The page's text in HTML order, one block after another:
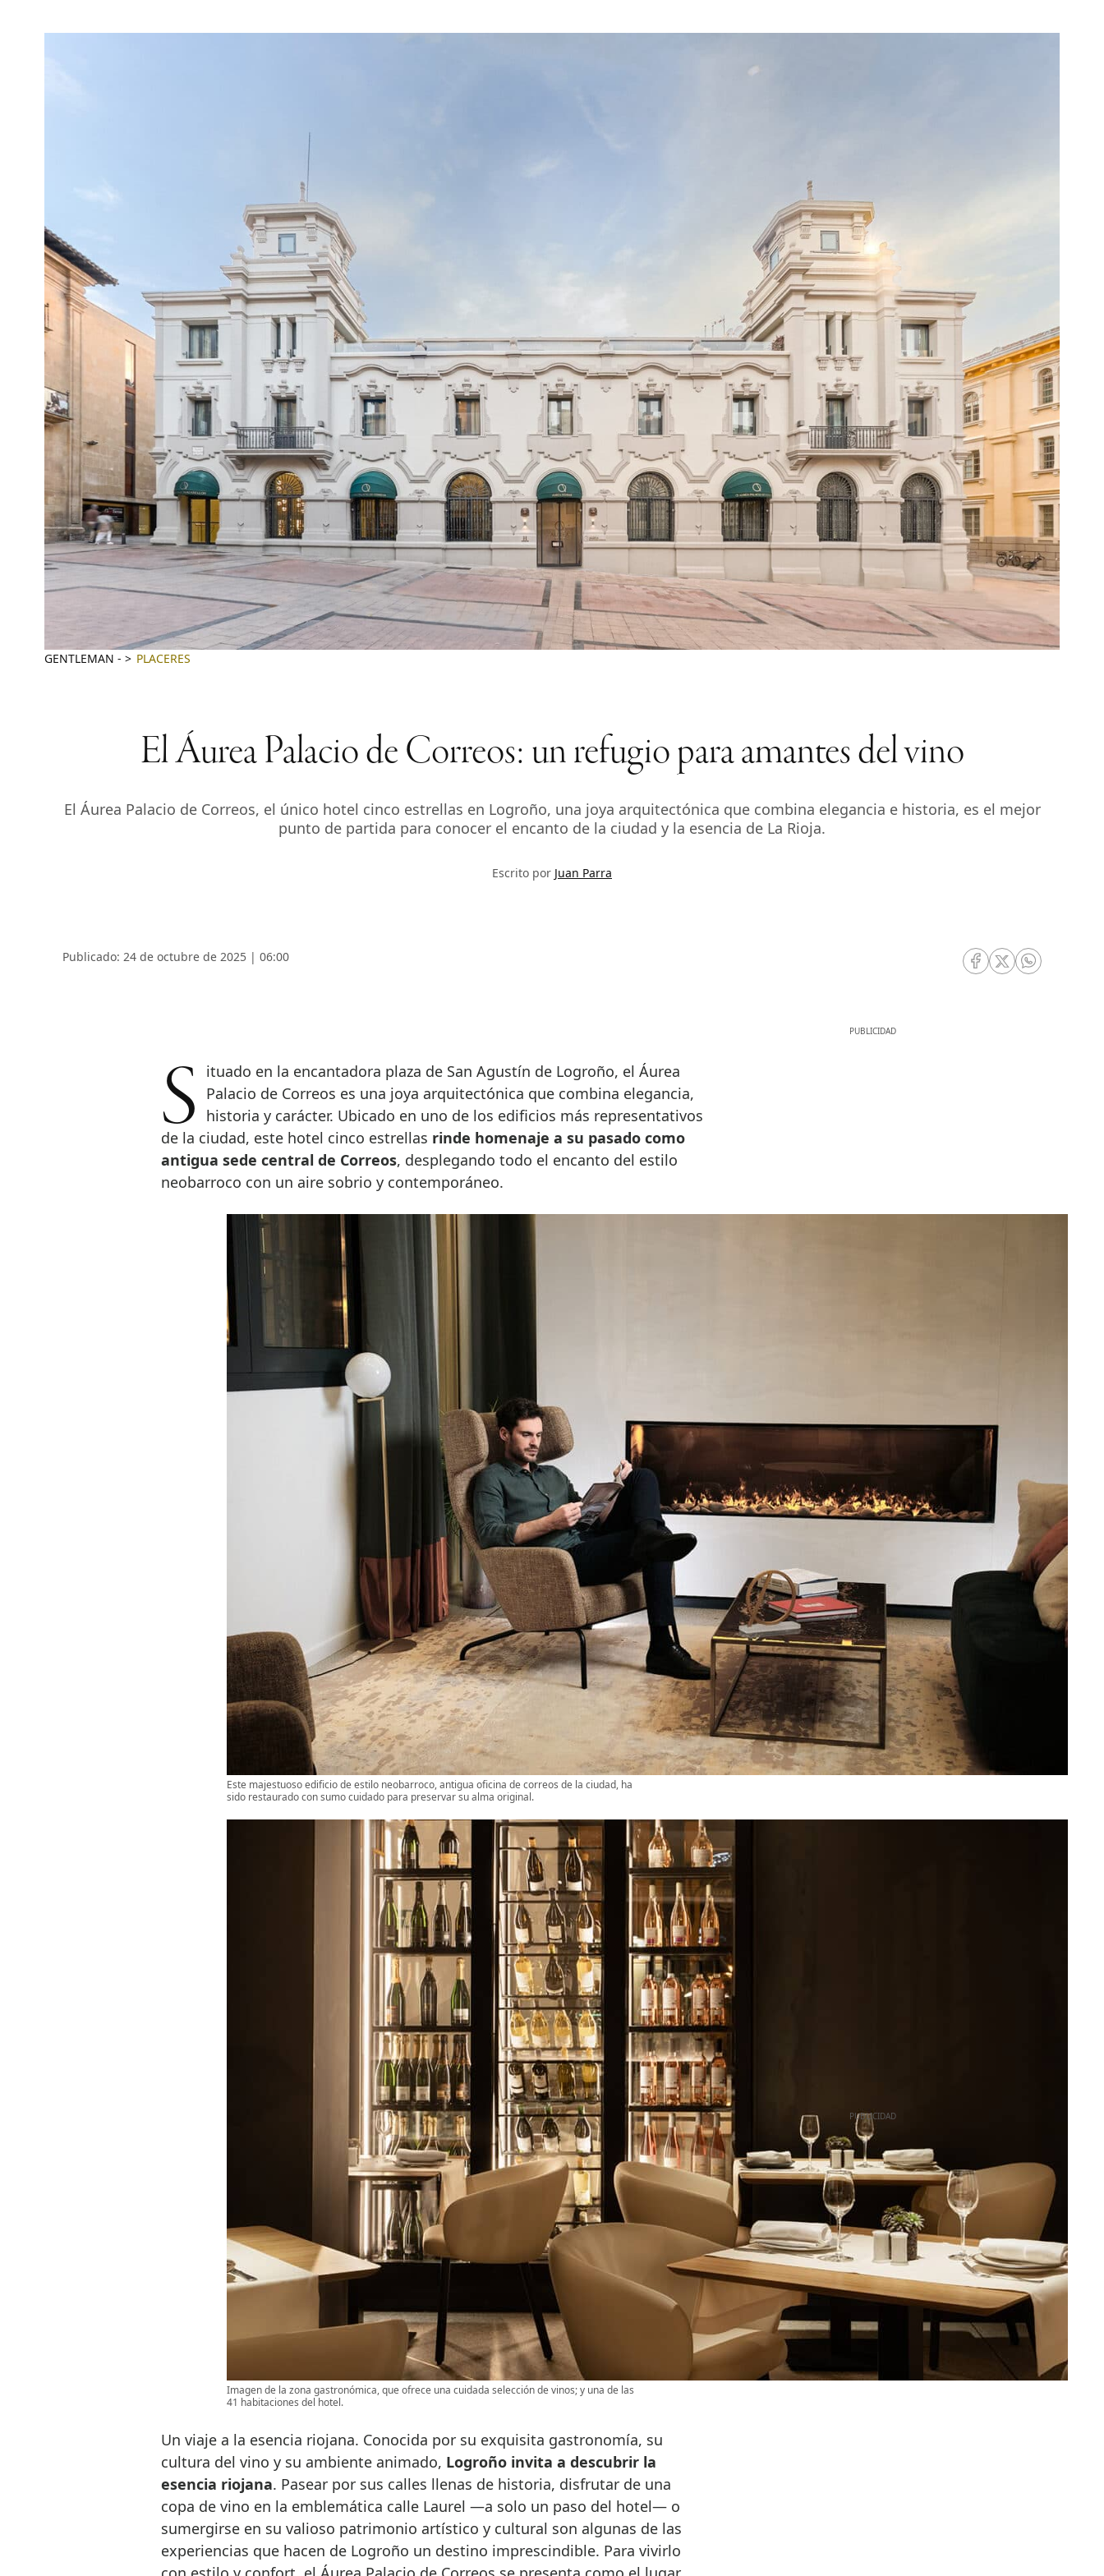
GENTLEMAN - PLACERES
El Áurea Palacio de Correos: un refugio para amantes del vino
El Áurea Palacio de Correos, el único hotel cinco estrellas en Logroño, una joya arquitectónica que combina elegancia e historia, es el mejor
punto de partida para conocer el encanto de la ciudad y la esencia de La Rioja.
Escrito por Juan Parra
Publicado: 24 de octubre de 2025 | 06:00
RRSS Facebook
RRSS Twitter
RRSS
Situado en la encantadora plaza de San Agustín de Logroño, el Áurea
Palacio de Correos es una joya arquitectónica que combina elegancia,
historia y carácter. Ubicado en uno de los edificios más representativos
de la ciudad, este hotel cinco estrellas rinde homenaje a su pasado como
antigua sede central de Correos, desplegando todo el encanto del estilo
neobarroco con un aire sobrio y contemporáneo.
Este majestuoso edificio de estilo neobarroco, antigua oficina de correos de la ciudad, ha
sido restaurado con sumo cuidado para preservar su alma original.
Imagen de la zona gastronómica, que ofrece una cuidada selección de vinos; y una de las
41 habitaciones del hotel.
Un viaje a la esencia riojana. Conocida por su exquisita gastronomía, su
cultura del vino y su ambiente animado, Logroño invita a descubrir la
esencia riojana. Pasear por sus calles llenas de historia, disfrutar de una
copa de vino en la emblemática calle Laurel —a solo un paso del hotel— o
sumergirse en su valioso patrimonio artístico y cultural son algunas de las
experiencias que hacen de Logroño un destino imprescindible. Para vivirlo